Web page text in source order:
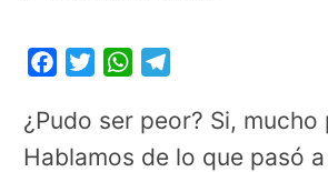
FacebookTwitterWhatsApp
¿Pudo ser peor? Si, mucho
Hablamos de lo que pasó